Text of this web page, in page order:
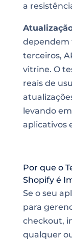
a
dependem
terceiros,
vitrine. O
reais de
levando
aplicativos
Por que o
Shopify é
Se o seu
para
checkout,
qualquer